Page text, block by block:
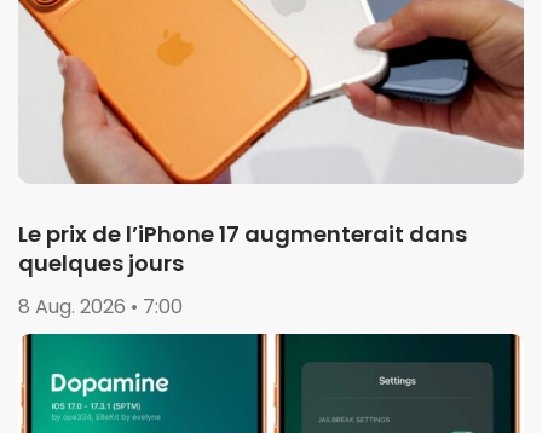
Le prix de l’iPhone 17 augmenterait dans
quelques jours
8 Aug. 2026 • 7:00